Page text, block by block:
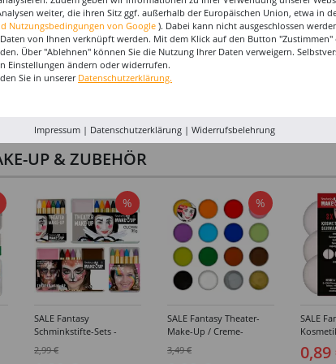
UP & ZUBEHÖR
%
SALE Fantasy
Schminkstifte-Sets -
Ausführungen
2,99 €
%
SALE Fantasy Theater-
Make-Up / Creme-
25g - Verschiedene
3,49 €
SALE
0,89
weiter, die ihren Sitz ggf. außerhalb der Europäischen Union, etwa in
Nutzungsbedingungen von Google ). Dabei kann nicht ausgeschlossen
von Ihnen verknüpft werden. Mit dem Klick auf den Button "Zustimmen"
Über "Ablehnen" können Sie die Nutzung Ihrer Daten verweigern.
Einstellungen ändern oder widerrufen.
Sie in unserer Datenschutzerklärung.
Impressum| Datenschutzerklärung| Widerrufsbelehrung